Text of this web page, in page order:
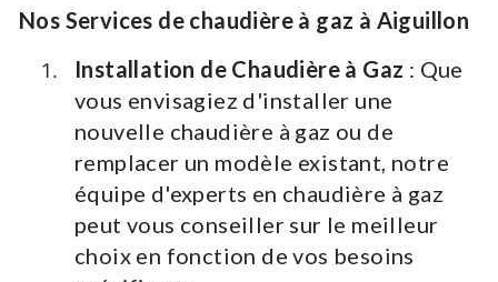
Nos Services de chaudière à gaz à Aiguillon
Installation de Chaudière à Gaz : Que
vous envisagiez d'installer une
nouvelle chaudière à gaz ou de
remplacer un modèle existant, notre
équipe d'experts en chaudière à gaz
peut vous conseiller sur le meilleur
choix en fonction de vos besoins